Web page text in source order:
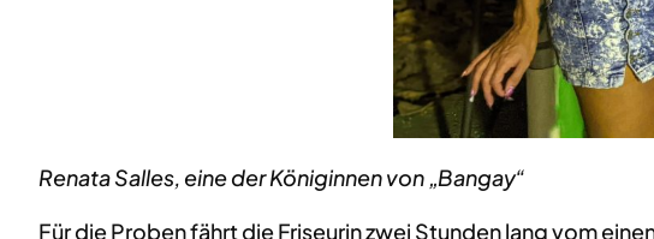
Renata Salles, eine der Königinnen von „Bangay“
Für die Proben fährt die Friseurin zwei Stunden lang vom